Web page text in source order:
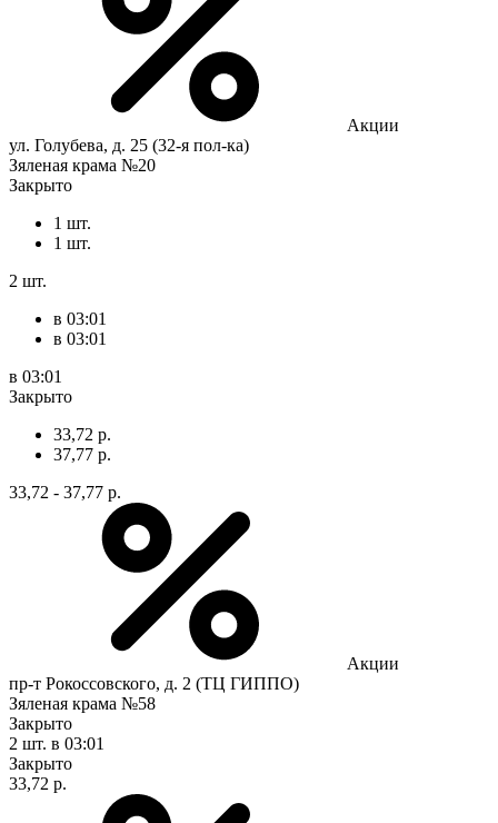
Акции
ул. Голубева, д. 25 (32-я пол-ка)
Зяленая крама №20
Закрыто
1 шт.
1 шт.
2 шт.
в 03:01
в 03:01
в 03:01
Закрыто
33,72 р.
37,77 р.
33,72 - 37,77 р.
Акции
пр-т Рокоссовского, д. 2 (ТЦ ГИППО)
Зяленая крама №58
Закрыто
2 шт. в 03:01
Закрыто
33,72 р.